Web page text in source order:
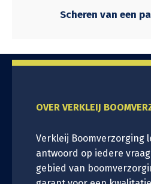
Scheren van een
OVER VERKLEIJ
Verkleij Boomverzorging
antwoord op iedere
gebied van